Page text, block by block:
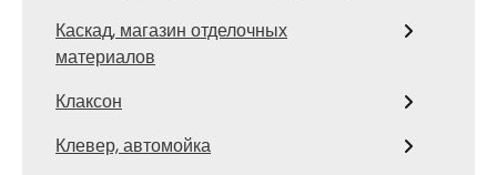
Каскад, магазин отделочных
материалов
Клаксон
Клевер, автомойка